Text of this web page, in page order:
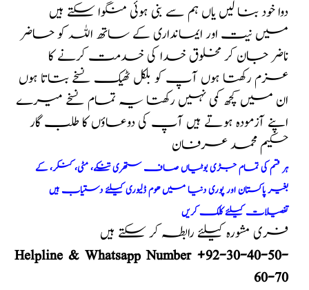
دوا خود بنا لیں یاں ہم سے بنی ہوئی منگوا سکتے ہیں
میں نیت اور ایمانداری کے ساتھ اللہ کو حاضر
ناضر جان کر مخلوق خدا کی خدمت کرنے کا
عزم رکھتا ہوں آپ کو بلکل ٹھیک نسخے بتاتا ہوں
ان میں کچھ کمی نہیں رکھتا یہ تمام نسخے میرے
اپنے آزمودہ ہوتے ہیں آپ کی دوعاؤں کا طلب گار
حکیم محمد عرفان
ہر قسم کی تمام جڑی بوٹیاں صاف ستھری تنکے، مٹی، کنکر، کے
بغیر پاکستان اور پوری دنیا میں ھوم ڈلیوری کیلئے دستیاب ہیں
تفصیلات کیلئے کلک کریں
فری مشورہ کیلئے رابطہ کر سکتے ہیں
Helpline & Whatsapp Number +92-30-40-50-
60-70